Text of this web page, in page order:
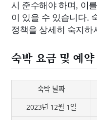
시 준수해야 하며, 이
이 있을 수 있습니다.
정책을 상세히 숙지하
숙박 요금 및 예약
숙박 날짜
2023년 12월 1일